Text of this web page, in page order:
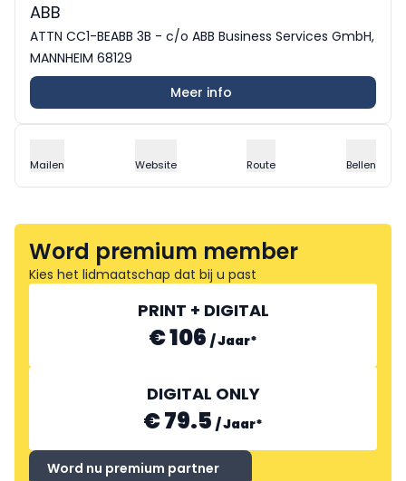
ABB
ATTN CC1-BEABB 3B - c/o ABB Business Services GmbH,
MANNHEIM 68129
Meer info
Mailen Website Route Bellen
Word premium member
Kies het lidmaatschap dat bij u past
PRINT + DIGITAL
€ 106 /Jaar*
DIGITAL ONLY
€ 79.5 /Jaar*
Word nu premium partner